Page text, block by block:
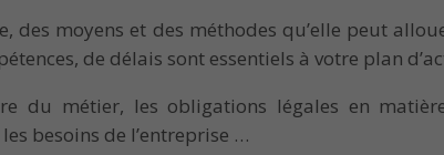
des moyens et des méthodes qu’elle peut
de délais sont essentiels à votre plan
du métier, les obligations légales en
besoins de l’entreprise …